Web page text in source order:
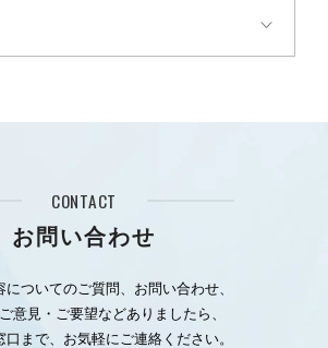
CONTACT
お問い合わせ
についてのご質問、お問い合わせ、
意見・ご要望などありましたら、
口まで、お気軽にご連絡ください。